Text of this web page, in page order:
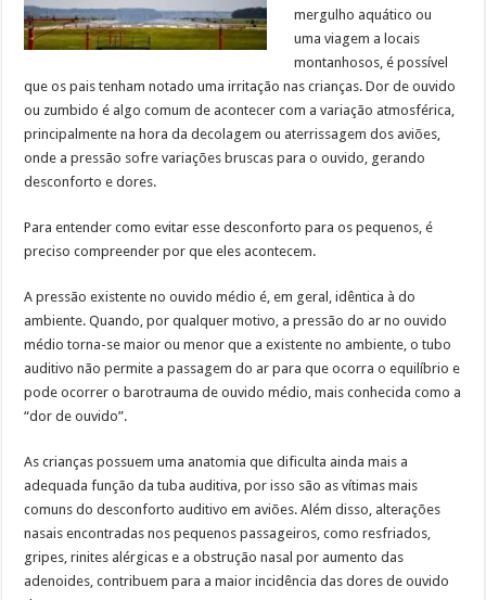
mergulho aquático ou
uma viagem a locais
montanhosos, é possível
que os pais tenham notado uma irritação nas crianças. Dor de ouvido
ou zumbido é algo comum de acontecer com a variação atmosférica,
principalmente na hora da decolagem ou aterrissagem dos aviões,
onde a pressão sofre variações bruscas para o ouvido, gerando
desconforto e dores.
Para entender como evitar esse desconforto para os pequenos, é
preciso compreender por que eles acontecem.
A pressão existente no ouvido médio é, em geral, idêntica à do
ambiente. Quando, por qualquer motivo, a pressão do ar no ouvido
médio torna-se maior ou menor que a existente no ambiente, o tubo
auditivo não permite a passagem do ar para que ocorra o equilíbrio e
pode ocorrer o barotrauma de ouvido médio, mais conhecida como a
“dor de ouvido”.
As crianças possuem uma anatomia que dificulta ainda mais a
adequada função da tuba auditiva, por isso são as vítimas mais
comuns do desconforto auditivo em aviões. Além disso, alterações
nasais encontradas nos pequenos passageiros, como resfriados,
gripes, rinites alérgicas e a obstrução nasal por aumento das
adenoides, contribuem para a maior incidência das dores de ouvido